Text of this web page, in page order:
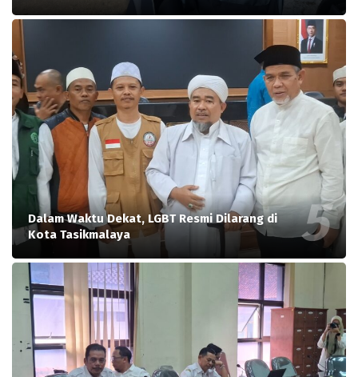
Dalam Waktu Dekat, LGBT Resmi Dilarang di
Kota Tasikmalaya